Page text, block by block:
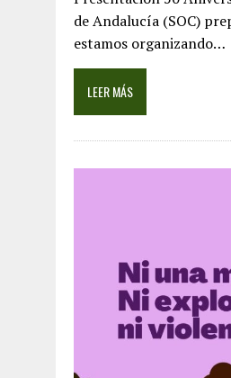
de Andalucía (SOC)
estamos organizando…
LEER MÁS